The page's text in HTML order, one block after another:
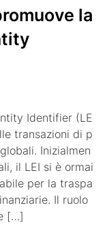
la
Identifier (LE
transazioni di p
Inizialmen
il LEI si è ormai
per la traspa
Il ruolo
[…]